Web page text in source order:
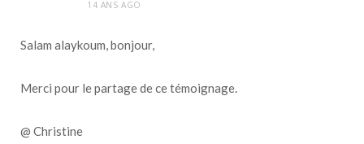
14 ANS AGO
Salam alaykoum, bonjour,
Merci pour le partage de ce témoignage.
@ Christine